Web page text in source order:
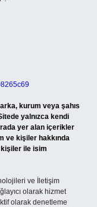
kurum veya şahıs
yalnızca kendi
yer alan içerikler
ve kişiler hakkında
kişiler ile isim
ve İletişim
olarak hizmet
olarak denetleme